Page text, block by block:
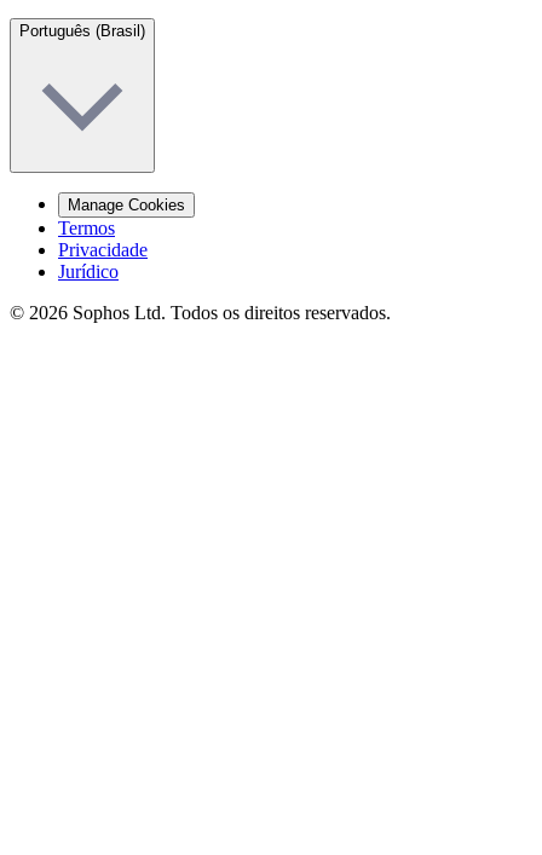
Português (Brasil)
Manage Cookies
Termos
Privacidade
Jurídico
© 2026 Sophos Ltd. Todos os direitos reservados.